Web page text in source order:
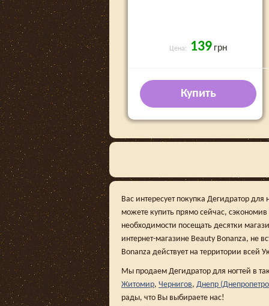
Цена: 139 грн
Купить
Вас интересует покупка Дегидратор
можете купить прямо сейчас,
необходимости посещать десятки
интернет-магазине Beauty Bonanza, не
Bonanza действует на территории всей
Мы продаем Дегидратор для ногтей в
Житомир, Чернигов, Днепр
рады, что Вы выбираете нас!